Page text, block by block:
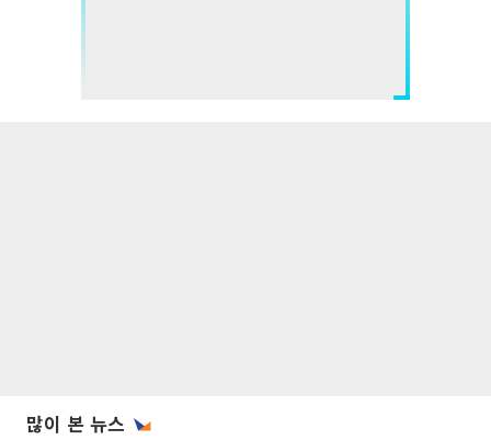
많이 본 뉴스